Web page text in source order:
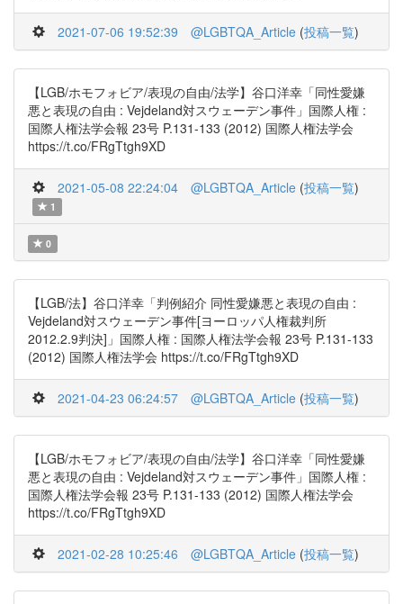
2021-07-06 19:52:39 @LGBTQA_Article (投稿一覧)
【LGB/ホモフォビア/表現の自由/法学】谷口洋幸「同性愛嫌
悪と表現の自由 : Vejdeland対スウェーデン事件」国際人権 :
国際人権法学会報 23号 P.131-133 (2012) 国際人権法学会
https://t.co/FRgTtgh9XD
2021-05-08 22:24:04 @LGBTQA_Article (投稿一覧)
1
0
【LGB/法】谷口洋幸「判例紹介 同性愛嫌悪と表現の自由 :
Vejdeland対スウェーデン事件[ヨーロッパ人権裁判所
2012.2.9判決]」国際人権 : 国際人権法学会報 23号 P.131-133
(2012) 国際人権法学会 https://t.co/FRgTtgh9XD
2021-04-23 06:24:57 @LGBTQA_Article (投稿一覧)
【LGB/ホモフォビア/表現の自由/法学】谷口洋幸「同性愛嫌
悪と表現の自由 : Vejdeland対スウェーデン事件」国際人権 :
国際人権法学会報 23号 P.131-133 (2012) 国際人権法学会
https://t.co/FRgTtgh9XD
2021-02-28 10:25:46 @LGBTQA_Article (投稿一覧)